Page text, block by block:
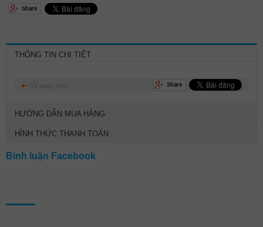
THÔNG TIN CHI TIẾT
Về trang trước
HƯỚNG DẪN MUA HÀNG
HÌNH THỨC THANH TOÁN
Bình luận Facebook